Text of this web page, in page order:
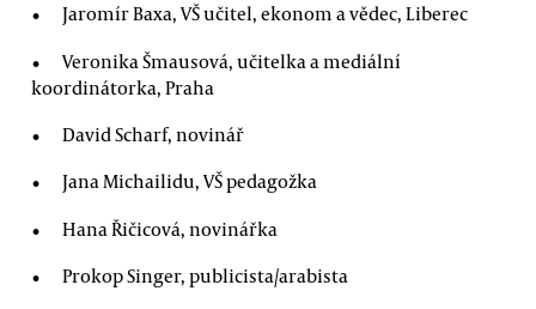
Jaromír Baxa, VŠ učitel, ekonom a vědec, Liberec
Veronika Šmausová, učitelka a mediální
koordinátorka, Praha
David Scharf, novinář
Jana Michailidu, VŠ pedagožka
Hana Řičicová, novinářka
Prokop Singer, publicista/arabista